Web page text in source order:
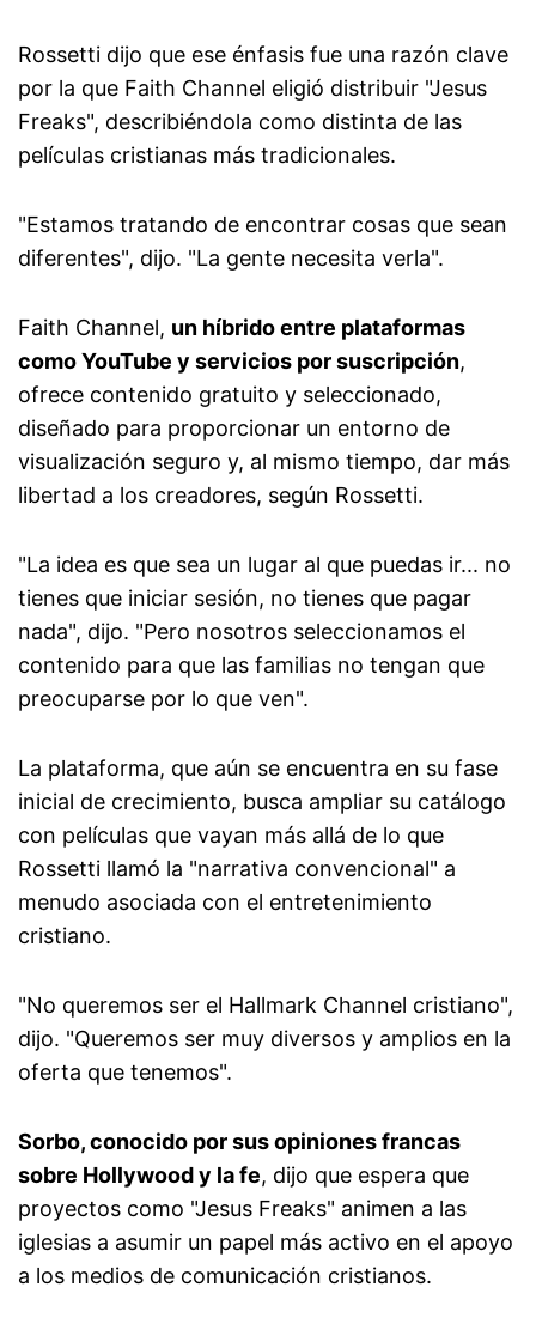
Rossetti dijo que ese énfasis fue una razón clave
por la que Faith Channel eligió distribuir "Jesus
Freaks", describiéndola como distinta de las
películas cristianas más tradicionales.
"Estamos tratando de encontrar cosas que sean
diferentes", dijo. "La gente necesita verla".
Faith Channel, un híbrido entre plataformas
como YouTube y servicios por suscripción,
ofrece contenido gratuito y seleccionado,
diseñado para proporcionar un entorno de
visualización seguro y, al mismo tiempo, dar más
libertad a los creadores, según Rossetti.
"La idea es que sea un lugar al que puedas ir... no
tienes que iniciar sesión, no tienes que pagar
nada", dijo. "Pero nosotros seleccionamos el
contenido para que las familias no tengan que
preocuparse por lo que ven".
La plataforma, que aún se encuentra en su fase
inicial de crecimiento, busca ampliar su catálogo
con películas que vayan más allá de lo que
Rossetti llamó la "narrativa convencional" a
menudo asociada con el entretenimiento
cristiano.
"No queremos ser el Hallmark Channel cristiano",
dijo. "Queremos ser muy diversos y amplios en la
oferta que tenemos".
Sorbo, conocido por sus opiniones francas
sobre Hollywood y la fe, dijo que espera que
proyectos como "Jesus Freaks" animen a las
iglesias a asumir un papel más activo en el apoyo
a los medios de comunicación cristianos.